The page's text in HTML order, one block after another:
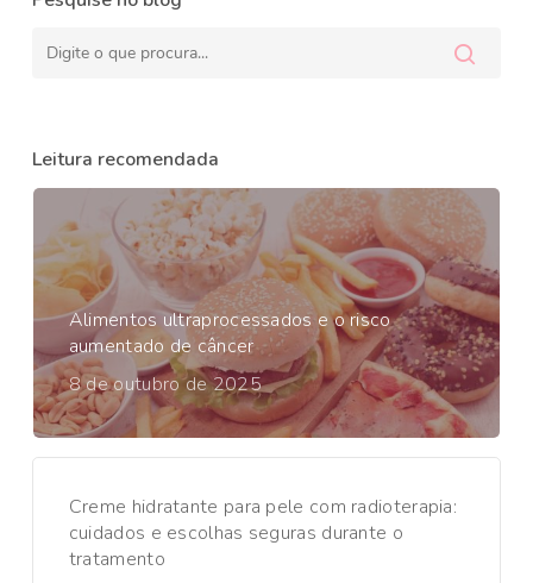
Leitura recomendada
Alimentos ultraprocessados e o risco
aumentado de câncer
8 de outubro de 2025
Creme hidratante para pele com radioterapia:
cuidados e escolhas seguras durante o
tratamento